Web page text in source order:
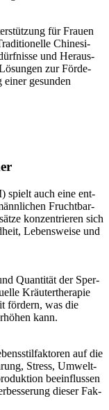
für Frau­en
Chi­ne­si­
und Her­aus­
zur För­de­
gesun­den
spielt auch eine ent­
Frucht­bar­
kon­zen­trie­ren sich
Lebens­wei­se und
Quan­ti­tät der Sper­
Kräu­ter­the­ra­pie
för­dern, was die
kann.
auf die
Stress, Umwelt­
beein­flus­sen
die­ser Fak­